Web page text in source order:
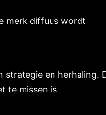
merk diffuus wordt
strategie en
te missen is.